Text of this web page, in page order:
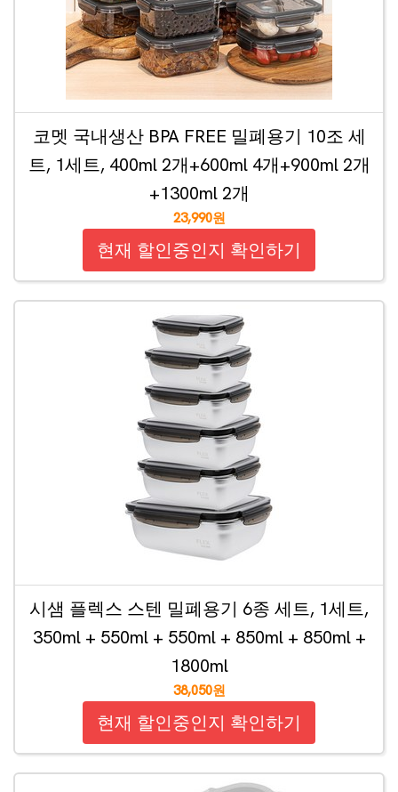
코멧 국내생산 BPA FREE 밀폐용기 10조 세
트, 1세트, 400ml 2개+600ml 4개+900ml 2개
+1300ml 2개
23,990원
현재 할인중인지 확인하기
시샘 플렉스 스텐 밀폐용기 6종 세트, 1세트,
350ml + 550ml + 550ml + 850ml + 850ml +
1800ml
38,050원
현재 할인중인지 확인하기